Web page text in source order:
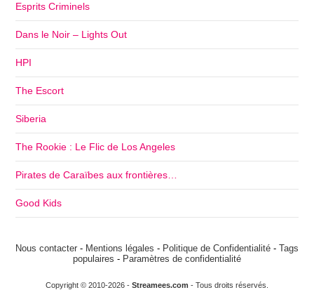
Esprits Criminels
Dans le Noir – Lights Out
HPI
The Escort
Siberia
The Rookie : Le Flic de Los Angeles
Pirates de Caraïbes aux frontières…
Good Kids
Nous contacter - Mentions légales - Politique de Confidentialité - Tags
populaires - Paramètres de confidentialité
Copyright © 2010-2026 - Streamees.com - Tous droits réservés.